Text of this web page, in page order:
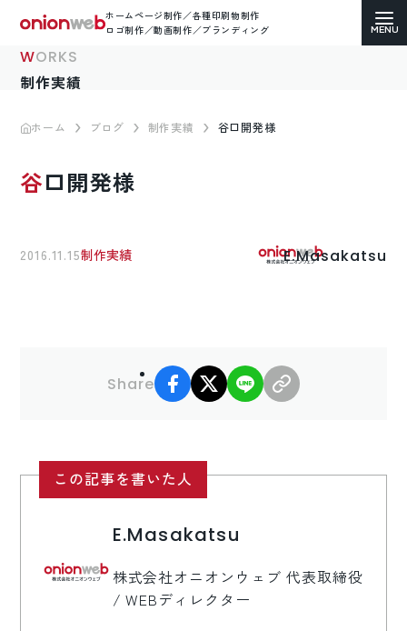
ホームページ制作／各種印刷物制作
ロゴ制作／動画制作／ブランディング
コーポレートサイト
各種印刷物デザイン
ブランディング
WORKS
制作実績
ホーム ブログ 制作実績 谷口開発様
谷口開発様
2016.11.15制作実績 E.Masakatsu
Share
facebook
X LINE
この記事を書いた人
E.Masakatsu
株式会社オニオンウェブ 代表取締役
/ WEBディレクター